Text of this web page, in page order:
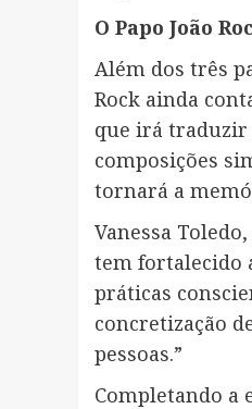
O Papo João
Além dos três
Rock ainda
que irá traduzir
composições
tornará a
Vanessa
tem fortalecido
práticas
concretização
pessoas.”
Completando a